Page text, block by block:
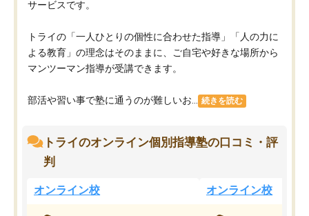
サービスです。
トライの「一人ひとりの個性に合わせた指導」「人の力に
よる教育」の理念はそのままに、ご自宅や好きな場所から
マンツーマン指導が受講できます。
部活や習い事で塾に通うのが難しいお... 続きを読む
トライのオンライン個別指導塾の口コミ・評
判
オンライン校 オンライン校